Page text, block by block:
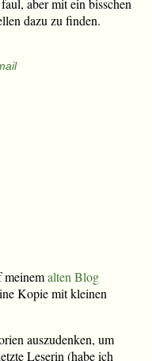
aber mit ein bisschen
dazu zu finden.
meinemalten Blog
Kopie mit kleinen
auszudenken, um
Leserin (habe ich